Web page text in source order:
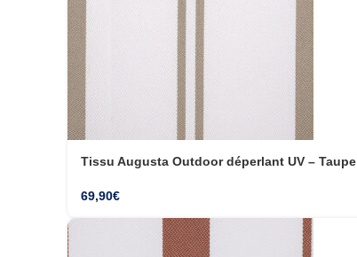
Tissu Augusta Outdoor déperlant UV – Taupe
69,90€